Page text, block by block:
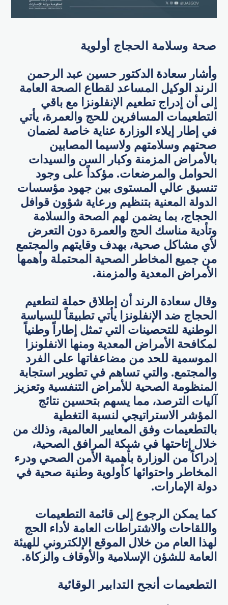
صحة وسلامة الحجاج أولوية
وأشار سعادة الدكتور حسين عبد الرحمن
الرند الوكيل المساعد لقطاع الصحة العامة
إلى أن إدراج تطعيم الإنفلونزا مع باقي
التطعيمات المسافرين للحج والعمرة، يأتي
في إطار إيلاء الوزارة عناية خاصة لضمان
صحتهم وسلامتهم ولاسيما المصابين
بالأمراض المزمنة وكبار السن والسيدات
الحوامل والمرضعات. مؤكداً على وجود
تنسيق عالي المستوى بين جهود مؤسسات
الدولة المعنية بتنظيم ورعاية شؤون قوافل
الحجاج، بما يضمن لهم الصحة والسلامة
وتأدية مناسك الحج والعمرة دون التعرض
لأي مشاكل صحية، بهدف وقايتهم والمجتمع
من جميع المخاطر الصحية المحتملة وأهمها
الأمراض المعدية والمزمنة.
وقال سعادة الرند أن إطلاق حملة لتطعيم
الحجاج ضد الإنفلونزا يأتي تطبيقاً للسياسة
الوطنية للتحصينات التي تمثل إطاراً وطنياً
لمكافحة الأمراض المعدية ومنها الانفلونزا
الموسمية للحد من مضاعفاتها على الفرد
والمجتمع. والتي تساهم في تطوير استجابة
المنظومة الصحية للأمراض التنفسية وتعزيز
آليات الترصد، مما يسهم بتحسين نتائج
المؤشر الاستراتيجي لنسبة التغطية
بالتطعيمات وفق المعايير العالمية، وذلك من
خلال إتاحتها في شبكة المرافق الصحية،
إدراكاً من الوزارة بأهمية الأمن الصحي ودرء
المخاطر واحتوائها كأولوية وطنية صحية في
دولة الإمارات.
كما يمكن الرجوع إلى قائمة التطعيمات
واللقاحات والاشتراطات العامة لأداء الحج
لهذا العام من خلال الموقع الإلكتروني للهيئة
العامة للشؤن الإسلامية والأوقاف والزكاة.
التطعيمات أنجح التدابير الوقائية